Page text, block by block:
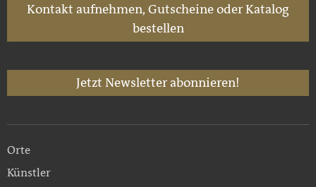
Kontakt aufnehmen, Gutscheine oder Katalog
bestellen
Jetzt Newsletter abonnieren!
Orte
Künstler